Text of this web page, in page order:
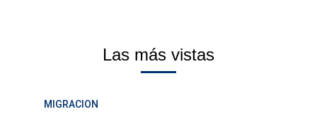
Las más vistas
MIGRACION